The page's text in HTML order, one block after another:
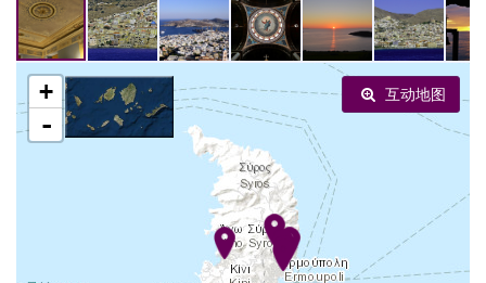
+
-
互动地图